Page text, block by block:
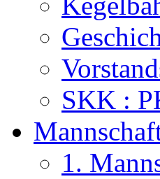
SKK :
1.